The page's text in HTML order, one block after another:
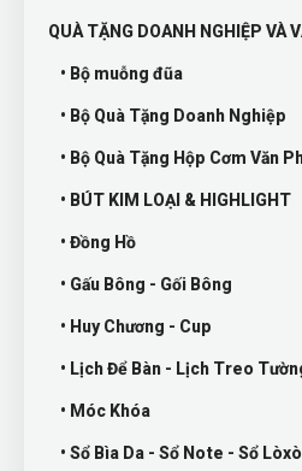
QUÀ TẶNG DOANH NGHIỆP VÀ
• Bộ muỗng đũa
• Bộ Quà Tặng Doanh Nghiệp
• Bộ Quà Tặng Hộp Cơm Văn
• BÚT KIM LOẠI & HIGHLIGHT
• Đồng Hồ
• Gấu Bông - Gối Bông
• Huy Chương - Cup
• Lịch Để Bàn - Lịch Treo
• Móc Khóa
• Sổ Bìa Da - Sổ Note - Sổ